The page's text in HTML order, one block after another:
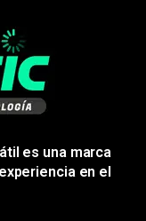
es una marca
en el